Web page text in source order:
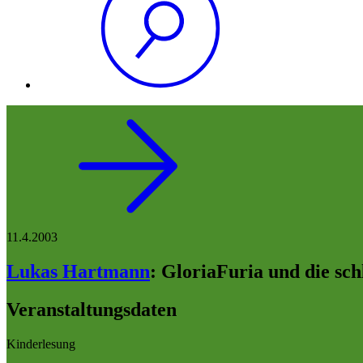
11.4.2003
Lukas Hartmann: GloriaFuria und die
Veranstaltungsdaten
Kinderlesung